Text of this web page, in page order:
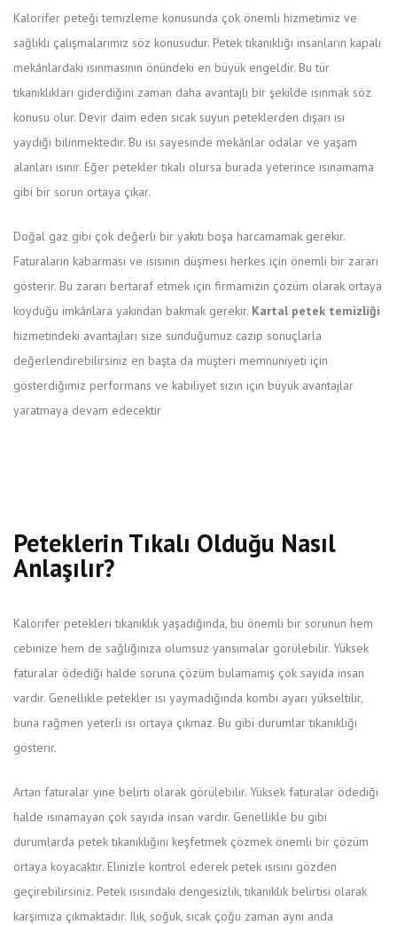
Kalorifer peteği temizleme konusunda çok önemli hizmetimiz ve
sağlıklı çalışmalarımız söz konusudur. Petek tıkanıklığı insanların kapalı
mekânlardaki ısınmasının önündeki en büyük engeldir. Bu tür
tıkanıklıkları giderdiğini zaman daha avantajlı bir şekilde ısınmak söz
konusu olur. Devir daim eden sıcak suyun peteklerden dışarı ısı
yaydığı bilinmektedir. Bu ısı sayesinde mekânlar odalar ve yaşam
alanları ısınır. Eğer petekler tıkalı olursa burada yeterince ısınamama
gibi bir sorun ortaya çıkar.
Doğal gaz gibi çok değerli bir yakıtı boşa harcamamak gerekir.
Faturaların kabarması ve ısısının düşmesi herkes için önemli bir zararı
gösterir. Bu zararı bertaraf etmek için firmamızın çözüm olarak ortaya
koyduğu imkânlara yakından bakmak gerekir. Kartal petek temizliği
hizmetindeki avantajları size sunduğumuz cazip sonuçlarla
değerlendirebilirsiniz en başta da müşteri memnuniyeti için
gösterdiğimiz performans ve kabiliyet sizin için büyük avantajlar
yaratmaya devam edecektir
Peteklerin Tıkalı Olduğu Nasıl
Anlaşılır?
Kalorifer petekleri tıkanıklık yaşadığında, bu önemli bir sorunun hem
cebinize hem de sağlığınıza olumsuz yansımalar görülebilir. Yüksek
faturalar ödediği halde soruna çözüm bulamamış çok sayıda insan
vardır. Genellikle petekler ısı yaymadığında kombi ayarı yükseltilir,
buna rağmen yeterli ısı ortaya çıkmaz. Bu gibi durumlar tıkanıklığı
gösterir.
Artan faturalar yine belirti olarak görülebilir. Yüksek faturalar ödediği
halde ısınamayan çok sayıda insan vardır. Genellikle bu gibi
durumlarda petek tıkanıklığını keşfetmek çözmek önemli bir çözüm
ortaya koyacaktır. Elinizle kontrol ederek petek ısısını gözden
geçirebilirsiniz. Petek ısısındaki dengesizlik, tıkanıklık belirtisi olarak
karşımıza çıkmaktadır. Ilık, soğuk, sıcak çoğu zaman aynı anda